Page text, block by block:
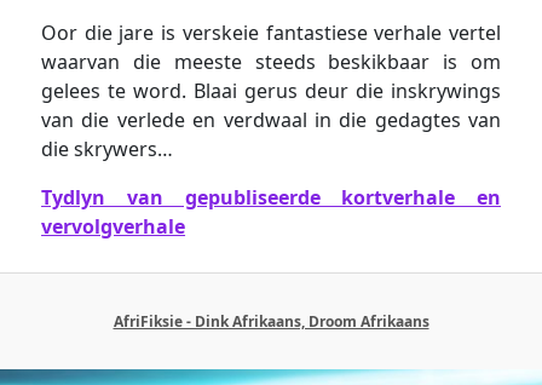
Oor die jare is verskeie fantastiese verhale vertel
waarvan die meeste steeds beskikbaar is om
gelees te word. Blaai gerus deur die inskrywings
van die verlede en verdwaal in die gedagtes van
die skrywers…
Tydlyn van gepubliseerde kortverhale en
vervolgverhale
AfriFiksie - Dink Afrikaans, Droom Afrikaans